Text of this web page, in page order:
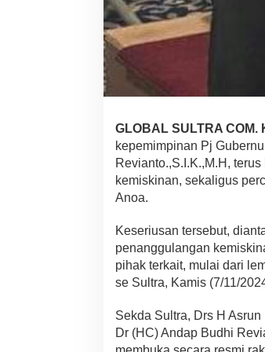
t
a
n
p
u
a
m
i
s
i
a
n
E
GLOBAL SULTRA COM.
kepemimpinan Pj
Revianto.,S.I.K.,M.H,
kemiskinan, sekaligus
Anoa.
Keseriusan tersebut,
penanggulangan
pihak terkait, mulai dari
se Sultra, Kamis (7/11/
Sekda Sultra, Drs H
Dr (HC) Andap Budhi